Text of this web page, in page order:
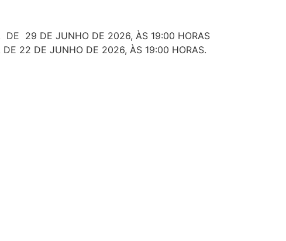
DE 29 DE JUNHO DE 2026, ÀS 19:00 HORAS
DE 22 DE JUNHO DE 2026, ÀS 19:00 HORAS.